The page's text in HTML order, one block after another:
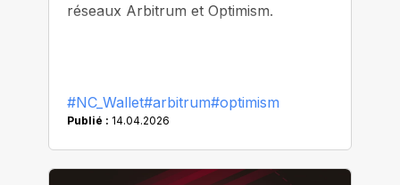
réseaux Arbitrum et Optimism.
#NC_Wallet#arbitrum#optimism
Publié : 14.04.2026